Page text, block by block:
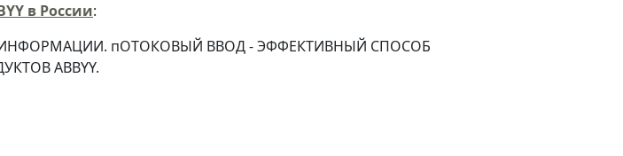
в России:
пОТОКОВЫЙ ВВОД - ЭФФЕКТИВНЫЙ СПОСОБ
ABBYY.